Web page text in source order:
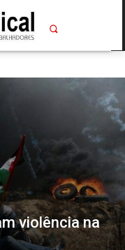
violência na